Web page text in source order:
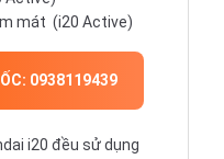
mát (i20 Active)
0938119439
i20 đều sử dụng